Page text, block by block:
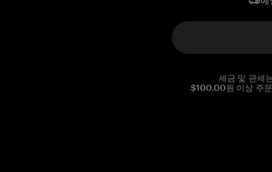
세금 및 관세
$100.00원 이상 주